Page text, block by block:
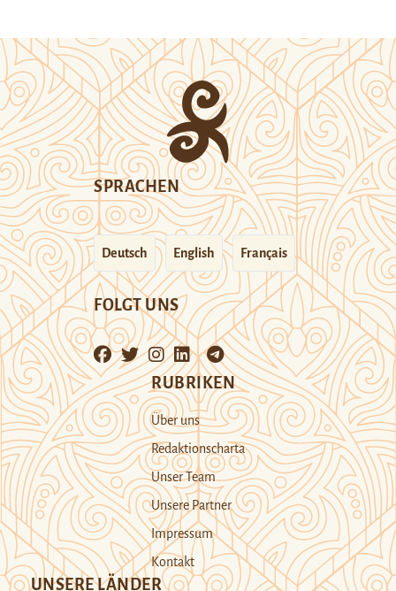
SPRACHEN
Deutsch English Français
FOLGT UNS
RUBRIKEN
Über uns
Redaktionscharta
Unser Team
Unsere Partner
Impressum
Kontakt
UNSERE LÄNDER